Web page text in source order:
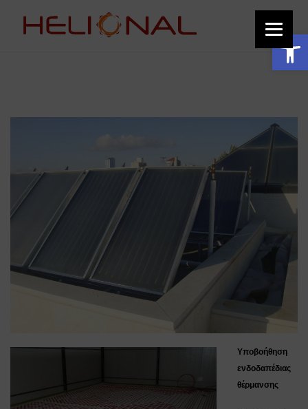
Ανοίξτε τη γραμμή εργαλείων
echo '
'; } add_action('wp_footer', 'add_custom_image_to_footer');
Υποβοήθηση
ενδοδαπέδιας
θέρμανσης